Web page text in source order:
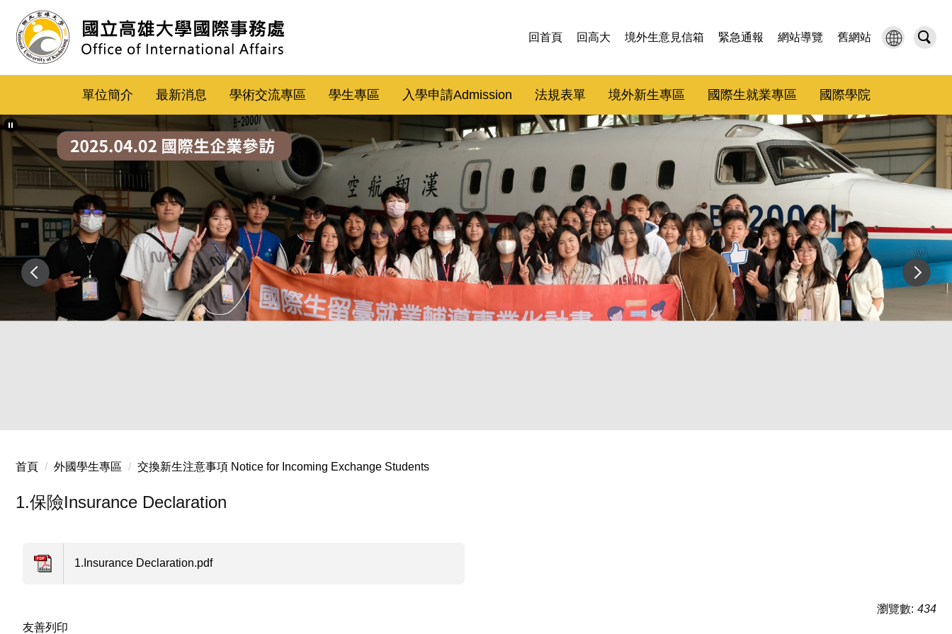
到
主
內
區
回首頁 回高大 境外生意見信箱 緊急通報 網站導覽 舊網站
單位簡介 最新消息 學術交流專區 學生專區 入學申請Admission 法規表單 境外新生專區 國際生就業專區 國際學院
首頁 外國學生專區 交換新生注意事項 Notice for Incoming Exchange Students
1.保險Insurance Declaration
1.Insurance Declaration.pdf
瀏覽數: 434
友善列印